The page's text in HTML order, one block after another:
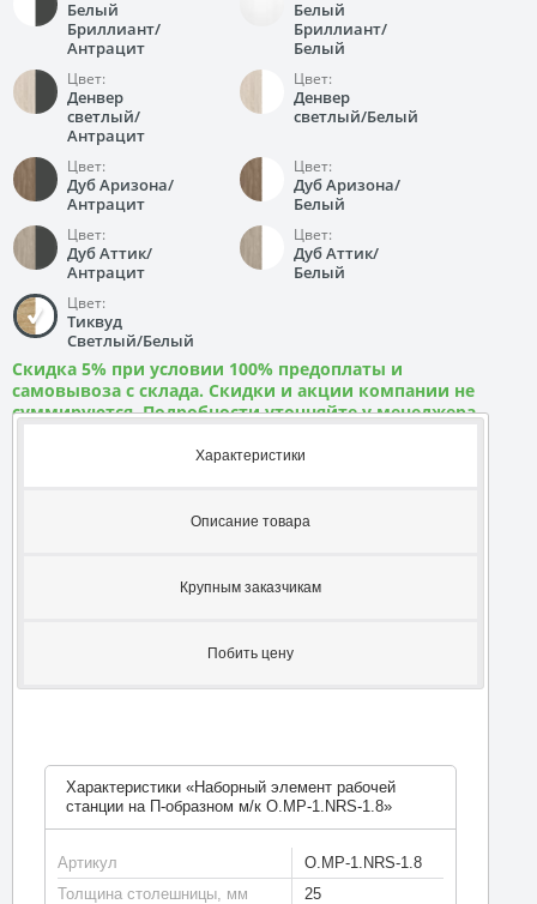
Белый
Бриллиант/
Антрацит
Белый
Бриллиант/
Белый
Цвет:
Денвер
светлый/
Антрацит
Цвет:
Денвер
светлый/Белый
Цвет:
Дуб Аризона/
Антрацит
Цвет:
Дуб Аризона/
Белый
Цвет:
Дуб Аттик/
Антрацит
Цвет:
Дуб Аттик/
Белый
Цвет:
Тиквуд
Светлый/Белый
Скидка 5% при условии 100% предоплаты и
самовывоза с склада. Скидки и акции компании не
суммируются. Подробности уточняйте у менеджера
Характеристики
Описание товара
Крупным заказчикам
Побить цену
Характеристики «Наборный элемент рабочей
станции на П-образном м/к O.MP-1.NRS-1.8»
Артикул
O.MP-1.NRS-1.8
Толщина столешницы, мм
25